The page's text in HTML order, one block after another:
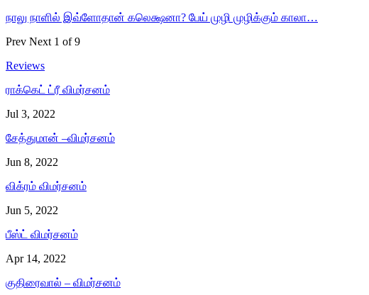
நாலு நாளில் இவ்ளோதான் கலெக்ஷனா? பேய் முழி முழிக்கும் காலா…
Prev Next 1 of 9
Reviews
ராக்கெட் ட்ரீ விமர்சனம்
Jul 3, 2022
சேத்துமான் –விமர்சனம்
Jun 8, 2022
விக்ரம் விமர்சனம்
Jun 5, 2022
பீஸ்ட் விமர்சனம்
Apr 14, 2022
குதிரைவால் – விமர்சனம்